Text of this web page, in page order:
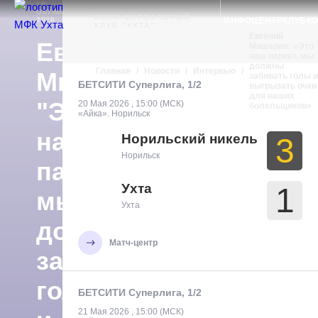
Ухта
МИНИ-ФУТБОЛЬНЫЙ
10
ОКТЯБРЯ
2020
ИНТЕРВЬЮ
Евгений
Мишарин:
"Это
наш
паркет,
мы
должны
забивать
голы
БЕТСИТИ Суперлига, 1/2
20 Мая 2026 , 15:00 (МСК)
«Айка». Норильск
Норильский никель
Норильск 3
Ухта
Ухта 1
Матч-центр
БЕТСИТИ Суперлига, 1/2
21 Мая 2026 , 15:00 (МСК)